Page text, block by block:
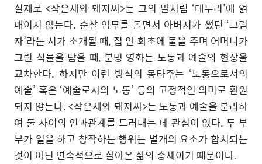
실제로 <작은새와 돼지씨>는 그의 말처럼 ‘테두리’에 얽
매이지 않는다. 순찰 업무를 돌면서 아버지가 썼던 ‘그림
자’라는 시가 소개될 때, 집 안 화초에 물을 주며 어머니가
그린 식물을 담을 때, 분명 영화는 노동과 예술의 현장을
교차한다. 하지만 이런 방식의 몽타주는 ‘노동으로서의
예술’ 혹은 ‘예술로서의 노동’ 등의 고정적인 의미로 환원
되지 않는다. <작은새와 돼지씨>는 노동과 예술을 분리하
여 둘 사이의 인과관계를 드러내는 데 관심이 없다. 두 부
부가 일을 하고 창작하는 행위는 별개의 요소가 합치되는
것이 아닌 연속적으로 살아온 삶의 총체이기 때문이다.